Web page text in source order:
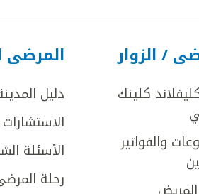
/ الزوار
كلينك
والفواتير
المرضى
دليل
الاستشارات
الأسئلة
رحلة